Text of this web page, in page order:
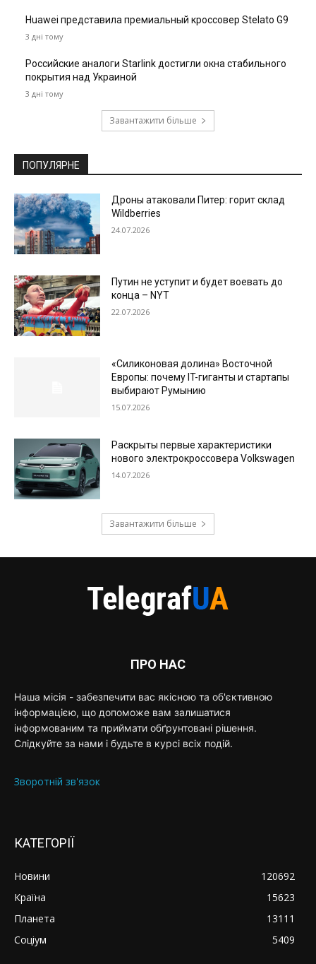
Huawei представила премиальный кроссовер Stelato G9
3 дні тому
Российские аналоги Starlink достигли окна стабильного
покрытия над Украиной
3 дні тому
Завантажити більше
ПОПУЛЯРНЕ
Дроны атаковали Питер: горит склад
Wildberries
24.07.2026
Путин не уступит и будет воевать до
конца – NYT
22.07.2026
«Силиконовая долина» Восточной
Европы: почему IT-гиганты и стартапы
выбирают Румынию
15.07.2026
Раскрыты первые характеристики
нового электрокроссовера Volkswagen
14.07.2026
Завантажити більше
ПРО НАС
Наша місія - забезпечити вас якісною та об'єктивною
інформацією, що допоможе вам залишатися
інформованим та приймати обґрунтовані рішення.
Слідкуйте за нами і будьте в курсі всіх подій.
Зворотній зв'язок
КАТЕГОРІЇ
Новини
120692
Країна
15623
Планета
13111
Соціум
5409